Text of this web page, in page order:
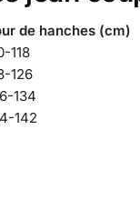
de hanches (cm)
118
126
134
142